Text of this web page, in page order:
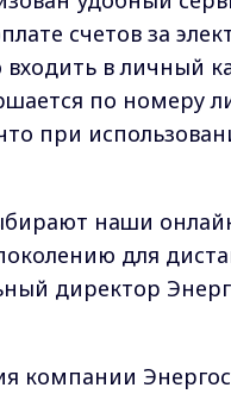
счетов за
в личный
по номеру
при
наши
для
директор
компании